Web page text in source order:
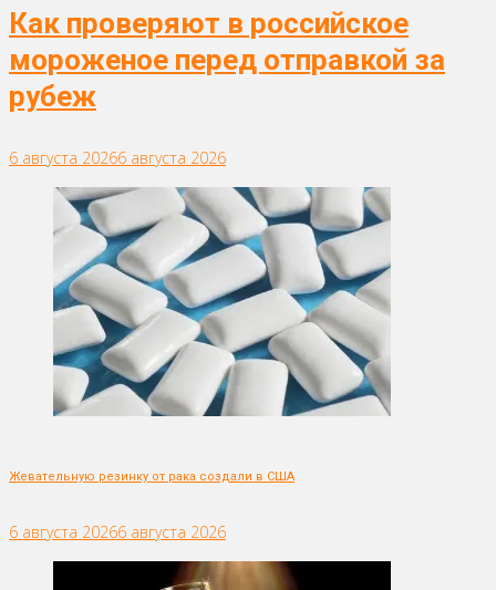
Как проверяют в российское
мороженое перед отправкой за
рубеж
6 августа 20266 августа 2026
Жевательную резинку от рака создали в США
6 августа 20266 августа 2026